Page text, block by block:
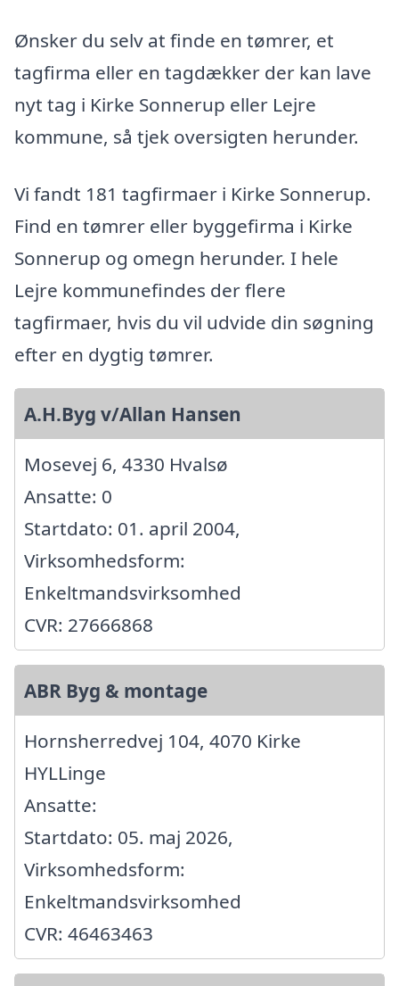
Ønsker du selv at finde en tømrer, et
tagfirma eller en tagdækker der kan lave
nyt tag i Kirke Sonnerup eller Lejre
kommune, så tjek oversigten herunder.
Vi fandt 181 tagfirmaer i Kirke Sonnerup.
Find en tømrer eller byggefirma i Kirke
Sonnerup og omegn herunder. I hele
Lejre kommunefindes der flere
tagfirmaer, hvis du vil udvide din søgning
efter en dygtig tømrer.
A.H.Byg v/Allan Hansen
Mosevej 6, 4330 Hvalsø
Ansatte: 0
Startdato: 01. april 2004,
Virksomhedsform:
Enkeltmandsvirksomhed
CVR: 27666868
ABR Byg & montage
Hornsherredvej 104, 4070 Kirke
HYLLinge
Ansatte:
Startdato: 05. maj 2026,
Virksomhedsform:
Enkeltmandsvirksomhed
CVR: 46463463